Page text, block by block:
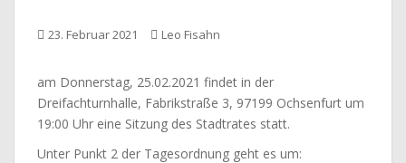
23. Februar 2021 Leo Fisahn
am Donnerstag, 25.02.2021 findet in der
Dreifachturnhalle, Fabrikstraße 3, 97199 Ochsenfurt um
19:00 Uhr eine Sitzung des Stadtrates statt.
Unter Punkt 2 der Tagesordnung geht es um: